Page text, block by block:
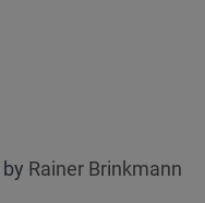
by Rainer Brinkmann